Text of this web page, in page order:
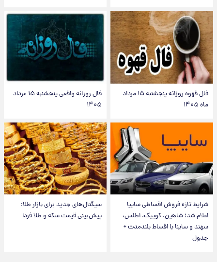
فال قهوه روزانه پنجشنبه ۱۵ مرداد
ماه ۱۴۰۵
فال روزانه واقعی پنجشنبه ۱۵ مرداد
۱۴۰۵
شرایط تازه فروش اقساطی سایپا
اعلام شد؛ شاهین، کوییک، اطلس،
سهند و ساینا با اقساط بلندمدت +
جدول
سیگنال‌های جدید برای بازار طلا؛
پیش‌بینی قیمت سکه و طلا فردا